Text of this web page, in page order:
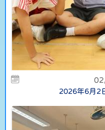
2026年6月2